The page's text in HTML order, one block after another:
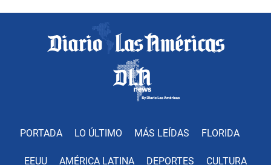
PORTADA LO ÚLTIMO MÁS LEÍDAS FLORIDA
EEUU AMÉRICA LATINA DEPORTES CULTURA